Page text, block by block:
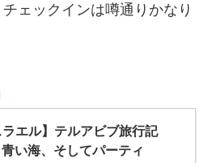
ェックインは噂通りかなり
ラエル】テルアビブ旅行記
青い海、そしてパーティ